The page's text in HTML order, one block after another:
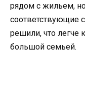
рядом с жильем,
соответствующие
решили, что легче
большой семьей.